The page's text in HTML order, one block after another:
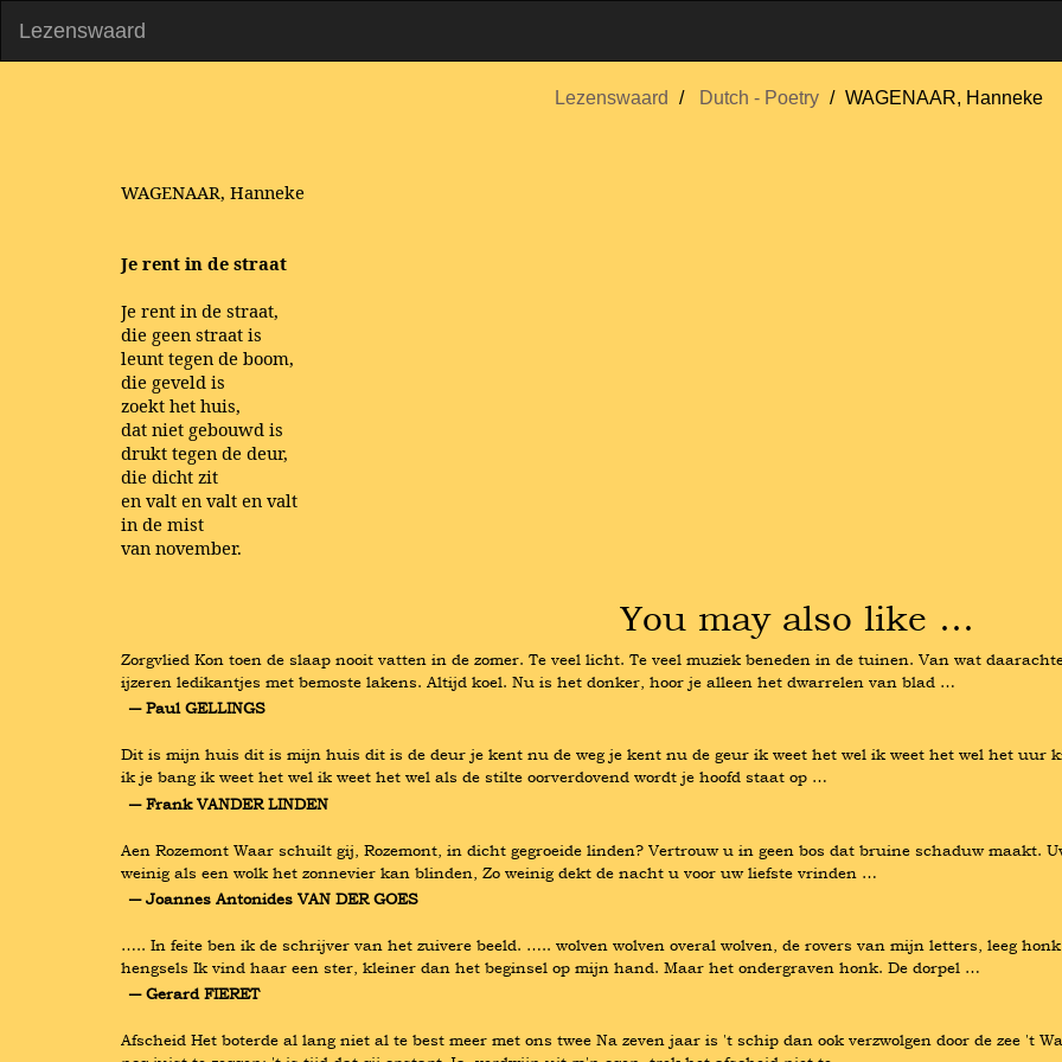
Lezenswaard
Lezenswaard Dutch - Poetry WAGENAAR, Hanneke
WAGENAAR, Hanneke
Je rent in de straat
Je rent in de straat,
die geen straat is
leunt tegen de boom,
die geveld is
zoekt het huis,
dat niet gebouwd is
drukt tegen de deur,
die dicht zit
en valt en valt en valt
in de mist
van november.
You may also like …
Zorgvlied Kon toen de slaap nooit vatten in de zomer. Te veel licht. Te veel muziek beneden in de tuinen. Van wat
ijzeren ledikantjes met bemoste lakens. Altijd koel. Nu is het donker, hoor je alleen het dwarrelen van blad …
― Paul GELLINGS
Dit is mijn huis dit is mijn huis dit is de deur je kent nu de weg je kent nu de geur ik weet het wel ik weet het wel het uur
ik je bang ik weet het wel ik weet het wel als de stilte oorverdovend wordt je hoofd staat op …
― Frank VANDER LINDEN
Aen Rozemont Waar schuilt gij, Rozemont, in dicht gegroeide linden? Vertrouw u in geen bos dat bruine schaduw maakt.
weinig als een wolk het zonnevier kan blinden, Zo weinig dekt de nacht u voor uw liefste vrinden …
― Joannes Antonides VAN DER GOES
….. In feite ben ik de schrijver van het zuivere beeld. ….. wolven wolven overal wolven, de rovers van mijn letters, leeg
hengsels Ik vind haar een ster, kleiner dan het beginsel op mijn hand. Maar het ondergraven honk. De dorpel …
― Gerard FIERET
Afscheid Het boterde al lang niet al te best meer met ons twee Na zeven jaar is 't schip dan ook verzwolgen door de zee 't